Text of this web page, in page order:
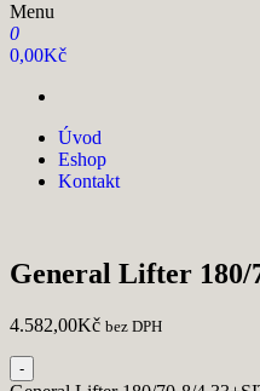
Menu
0
0,00Kč
Úvod
Eshop
Kontakt
General Lifter 180/
4.582,00Kč bez DPH
-